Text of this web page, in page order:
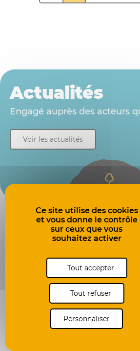
Ce site utilise des cookies
et vous donne le contrôle
sur ceux que vous
souhaitez activer
Tout accepter
Tout refuser
Personnaliser
Actualités
Engagé auprès des acteurs
Voir les actualités
0,50g
de CO2
MENTIONS
DONNÉES
GESTION DES COOKIES